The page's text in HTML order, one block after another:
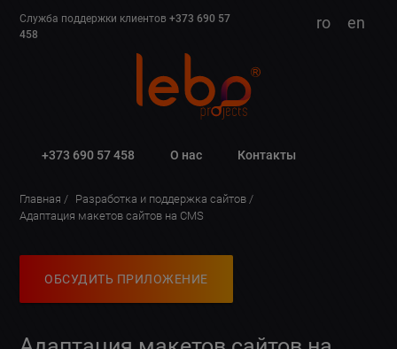
Служба поддержки клиентов+373 690 57
458
ro en
+373 690 57 458 О нас Контакты
Главная
Разработка и поддержка сайтов
Адаптация макетов сайтов на CMS
ОБСУДИТЬ ПРИЛОЖЕНИЕ